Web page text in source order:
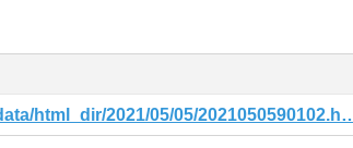
html_dir/2021/05/05/